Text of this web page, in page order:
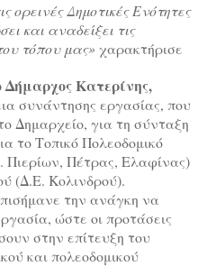
ορεινές Δημοτικές Ενότητες
και αναδείξει τις
τόπου μας» χαρακτήρισε
Δήμαρχος Κατερίνης,
συνάντησης εργασίας, που
Δημαρχείο, για τη σύνταξη
το Τοπικό Πολεοδομικό
Πιερίων, Πέτρας, Ελαφίνας)
(Δ.Ε. Κολινδρού).
την ανάγκη να
ώστε οι προτάσεις
στην επίτευξη του
και πολεοδομικού